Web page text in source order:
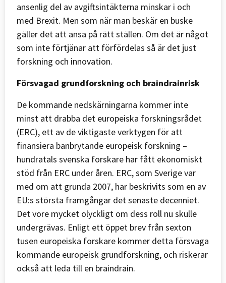
ansenlig del av avgiftsintäkterna minskar i och
med Brexit. Men som när man beskär en buske
gäller det att ansa på rätt ställen. Om det är något
som inte förtjänar att förfördelas så är det just
forskning och innovation.
Försvagad grundforskning och braindrainrisk
De kommande nedskärningarna kommer inte
minst att drabba det europeiska forskningsrådet
(ERC), ett av de viktigaste verktygen för att
finansiera banbrytande europeisk forskning –
hundratals svenska forskare har fått ekonomiskt
stöd från ERC under åren. ERC, som Sverige var
med om att grunda 2007, har beskrivits som en av
EU:s största framgångar det senaste decenniet.
Det vore mycket olyckligt om dess roll nu skulle
undergrävas. Enligt ett öppet brev från sexton
tusen europeiska forskare kommer detta försvaga
kommande europeisk grundforskning, och riskerar
också att leda till en braindrain.